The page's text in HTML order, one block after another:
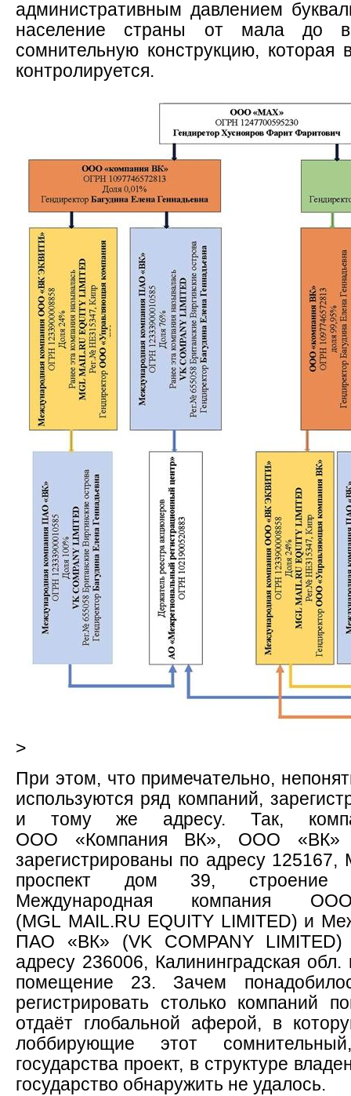
административным давлением
население страны от мала до
сомнительную конструкцию, которая
контролируется.
>
При этом, что примечательно,
используются ряд компаний,
и тому же адресу. Так,
ООО «Компания ВК», ООО
зарегистрированы по адресу 125167,
проспект дом 39,
Международная компания
(MGL MAIL.RU EQUITY LIMITED) и
ПАО «ВК» (VK COMPANY LIMITED)
адресу 236006, Калининградская
помещение 23. Зачем
регистрировать столько компаний
отдаёт глобальной аферой, в
лоббирующие этот
государства проект, в структуре
государство обнаружить не удалось.